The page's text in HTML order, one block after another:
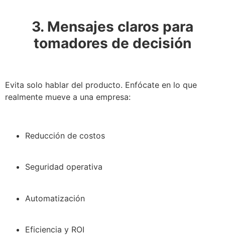
3. Mensajes claros para
tomadores de decisión
Evita solo hablar del producto. Enfócate en lo que
realmente mueve a una empresa:
Reducción de costos
Seguridad operativa
Automatización
Eficiencia y ROI